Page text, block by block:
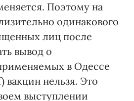
Поэтому на
одинакового
лиц после
вывод о
в Одессе
вакцин нельзя. Это
выступлении